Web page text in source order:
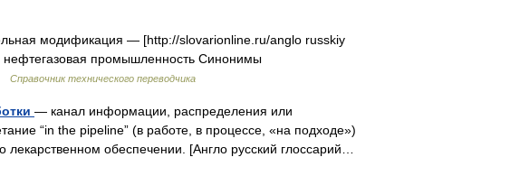
модификация — [http://slovarionline.ru/anglo russkiy
промышленность Синонимы
Справочник технического переводчика
— канал информации, распределения или
“in the pipeline” (в работе, в процессе, «на подходе»)
лекарственном обеспечении. [Англо русский глоссарий…